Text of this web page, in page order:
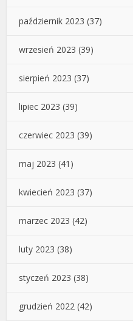
październik 2023 (37)
wrzesień 2023 (39)
sierpień 2023 (37)
lipiec 2023 (39)
czerwiec 2023 (39)
maj 2023 (41)
kwiecień 2023 (37)
marzec 2023 (42)
luty 2023 (38)
styczeń 2023 (38)
grudzień 2022 (42)